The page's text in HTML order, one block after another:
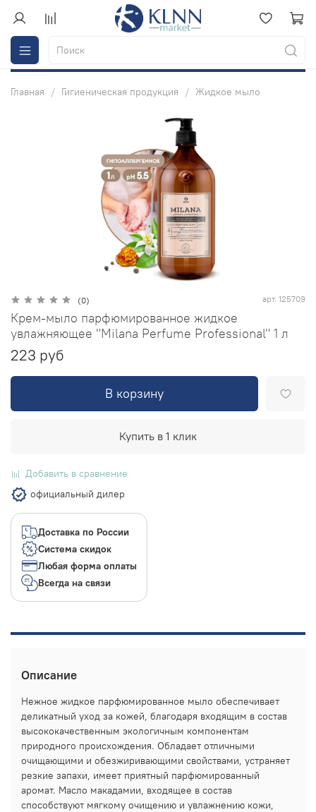
Главная Гигиеническая продукция Жидкое мыло
(0) арт. 125709
Крем-мыло парфюмированное жидкое
увлажняющее "Milana Perfume Professional" 1 л
223 руб
В корзину
Купить в 1 клик
Добавить в сравнение
официальный дилер
Доставка по России
Система скидок
Любая форма оплаты
Всегда на связи
Описание
Нежное жидкое парфюмированное мыло обеспечивает
деликатный уход за кожей, благодаря входящим в состав
высококачественным экологичным компонентам
природного происхождения. Обладает отличными
очищающими и обезжиривающими свойствами, устраняет
резкие запахи, имеет приятный парфюмированный
аромат. Масло макадамии, входящее в состав
способствуют мягкому очищению и увлажнению кожи,